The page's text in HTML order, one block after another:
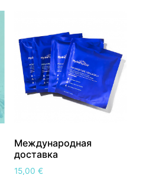
Международная
доставка
15,00€